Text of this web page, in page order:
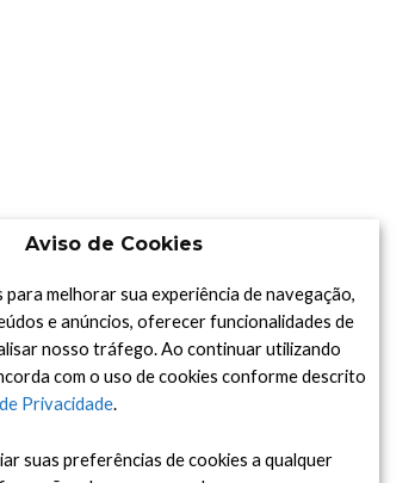
Aviso de Cookies
para melhorar sua experiência de navegação,
e anúncios, oferecer funcionalidades de
nosso tráfego. Ao continuar utilizando
com o uso de cookies conforme descrito
Privacidade.
suas preferências de cookies a qualquer